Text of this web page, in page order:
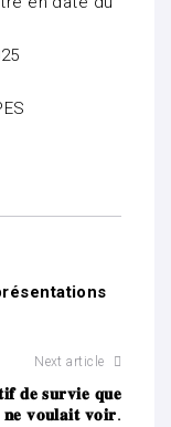
Next article
𝐝𝐞 𝐬𝐮𝐫𝐯𝐢𝐞 𝐪𝐮𝐞
𝐯𝐨𝐮𝐥𝐚𝐢𝐭 𝐯𝐨𝐢𝐫.